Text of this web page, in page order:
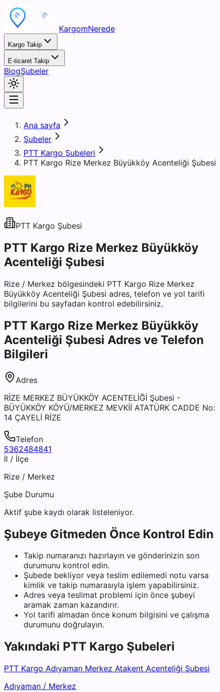
KargomNerede
Kargo Takip
E-ticaret Takip
BlogŞubeler
Ana sayfa
Şubeler
PTT Kargo Şubeleri
PTT Kargo Rize Merkez Büyükköy Acenteliği Şubesi
PTT Kargo Şubesi
PTT Kargo Rize Merkez Büyükköy
Acenteliği Şubesi
Rize / Merkez bölgesindeki PTT Kargo Rize Merkez
Büyükköy Acenteliği Şubesi adres, telefon ve yol tarifi
bilgilerini bu sayfadan kontrol edebilirsiniz.
PTT Kargo Rize Merkez Büyükköy
Acenteliği Şubesi Adres ve Telefon
Bilgileri
Adres
RİZE MERKEZ BÜYÜKKÖY ACENTELİĞİ Şubesi -
BÜYÜKKÖY KÖYÜ/MERKEZ MEVKİİ ATATÜRK CADDE No:
14 ÇAYELİ RİZE
Telefon
5362484841
İl / İlçe
Rize / Merkez
Şube Durumu
Aktif şube kaydı olarak listeleniyor.
Şubeye Gitmeden Önce Kontrol Edin
Takip numaranızı hazırlayın ve gönderinizin son
durumunu kontrol edin.
Şubede bekliyor veya teslim edilemedi notu varsa
kimlik ve takip numarasıyla işlem yapabilirsiniz.
Adres veya teslimat problemi için önce şubeyi
aramak zaman kazandırır.
Yol tarifi almadan önce konum bilgisini ve çalışma
durumunu doğrulayın.
Yakındaki PTT Kargo Şubeleri
PTT Kargo Adıyaman Merkez Atakent Acenteliği Şubesi
Adıyaman / Merkez